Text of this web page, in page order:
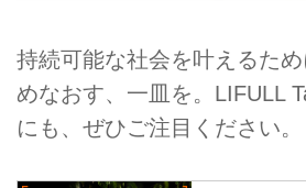
持続可能な社会を叶えるた
めなおす、一皿を。LIFULL
にも、ぜひご注目ください。